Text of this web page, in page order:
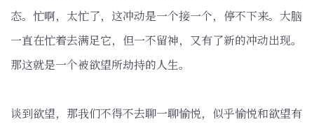
态。忙啊，太忙了，这冲动是一个接一个，停不下来。大脑
一直在忙着去满足它，但一不留神，又有了新的冲动出现。
那这就是一个被欲望所劫持的人生。
谈到欲望，那我们不得不去聊一聊愉悦，似乎愉悦和欲望有